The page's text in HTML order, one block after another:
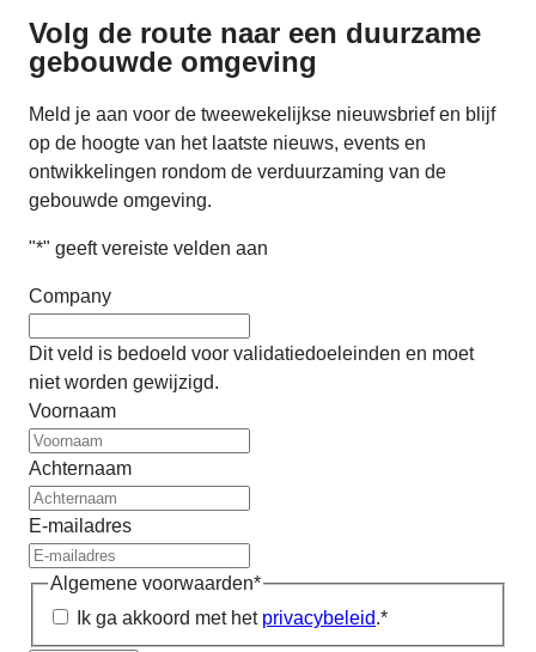
Volg de route naar een duurzame
gebouwde omgeving
Meld je aan voor de tweewekelijkse nieuwsbrief en blijf
op de hoogte van het laatste nieuws, events en
ontwikkelingen rondom de verduurzaming van de
gebouwde omgeving.
"*" geeft vereiste velden aan
Company
Dit veld is bedoeld voor validatiedoeleinden en moet
niet worden gewijzigd.
Voornaam
Achternaam
E-mailadres
Algemene voorwaarden*
Ik ga akkoord met het privacybeleid.*